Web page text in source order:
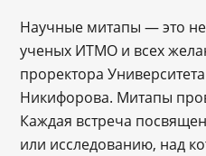
Научные митапы — это
ученых ИТМО и всех
проректора
Никифорова. Митапы
Каждая встреча
или исследованию, над